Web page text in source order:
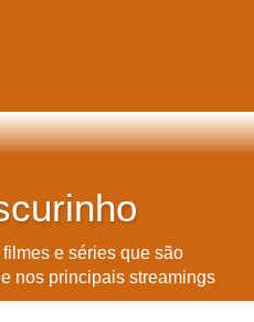
e séries que são
nos principais streamings